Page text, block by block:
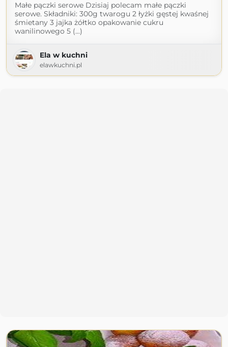
Małe pączki serowe Dzisiaj polecam małe pączki
serowe. Składniki: 300g twarogu 2 łyżki gęstej kwaśnej
śmietany 3 jajka żółtko opakowanie cukru
wanilinowego 5 (...)
Ela w kuchni
elawkuchni.pl